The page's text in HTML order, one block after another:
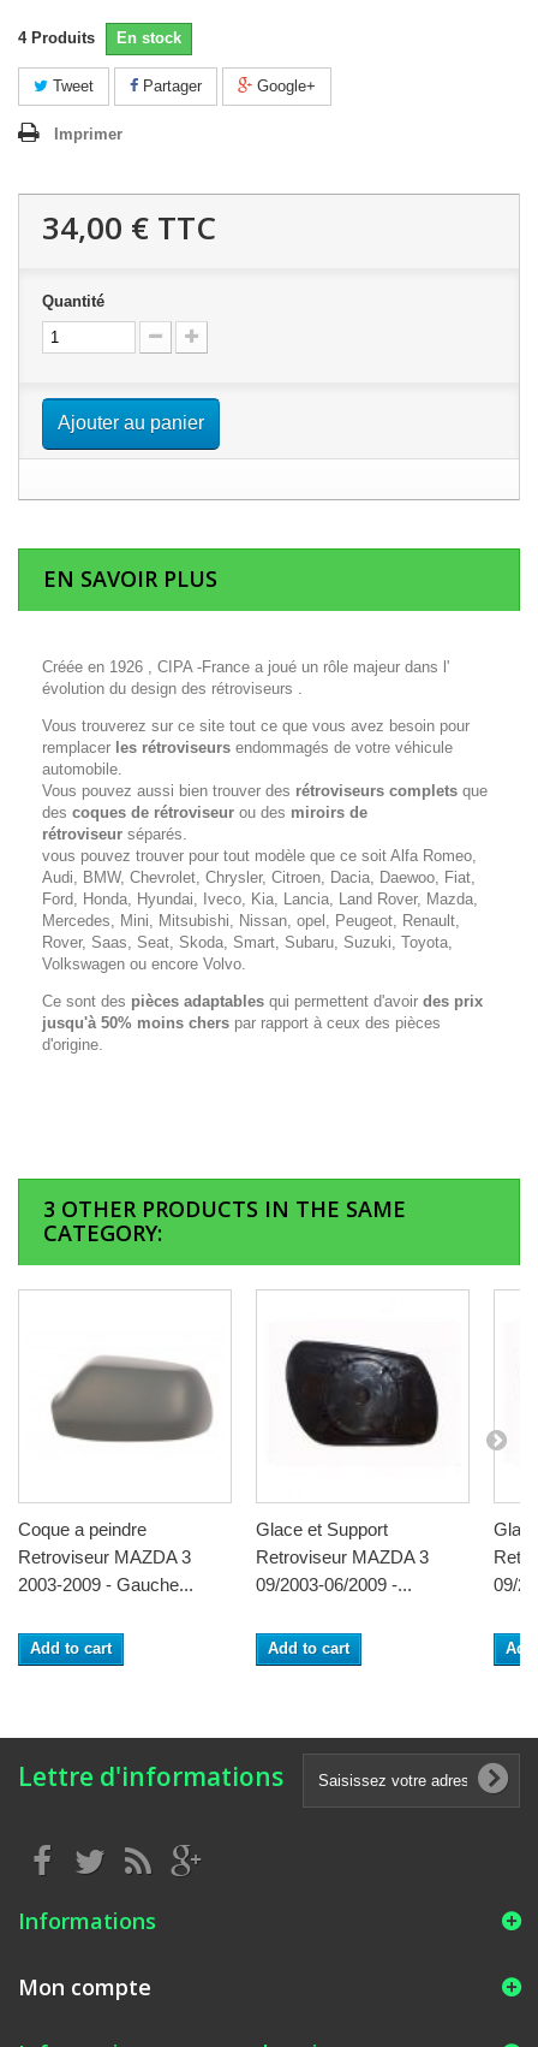
4 Produits En stock
Tweet Partager Google+
Imprimer
34,00 € TTC
Quantité
Ajouter au panier
EN SAVOIR PLUS
Créée en 1926 , CIPA -France a joué un rôle majeur dans l'
évolution du design des rétroviseurs .
Vous trouverez sur ce site tout ce que vous avez besoin pour
remplacer les rétroviseurs endommagés de votre véhicule
automobile.
Vous pouvez aussi bien trouver des rétroviseurs complets que
des coques de rétroviseur ou des miroirs de
rétroviseur séparés.
vous pouvez trouver pour tout modèle que ce soit Alfa Romeo,
Audi, BMW, Chevrolet, Chrysler, Citroen, Dacia, Daewoo, Fiat,
Ford, Honda, Hyundai, Iveco, Kia, Lancia, Land Rover, Mazda,
Mercedes, Mini, Mitsubishi, Nissan, opel, Peugeot, Renault,
Rover, Saas, Seat, Skoda, Smart, Subaru, Suzuki, Toyota,
Volkswagen ou encore Volvo.
Ce sont des pièces adaptables qui permettent d'avoir des prix
jusqu'à 50% moins chers par rapport à ceux des pièces
d'origine.
3 OTHER PRODUCTS IN THE SAME
CATEGORY:
Coque a peindre
Retroviseur MAZDA 3
2003-2009 - Gauche...
Add to cart
Glace et Support
Retroviseur MAZDA 3
09/2003-06/2009 -...
Add to cart
09/
Lettre d'informations
Informations
Mon compte